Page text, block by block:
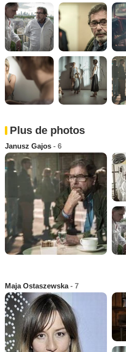
Plus de photos
Janusz Gajos - 6
Maja Ostaszewska- 7